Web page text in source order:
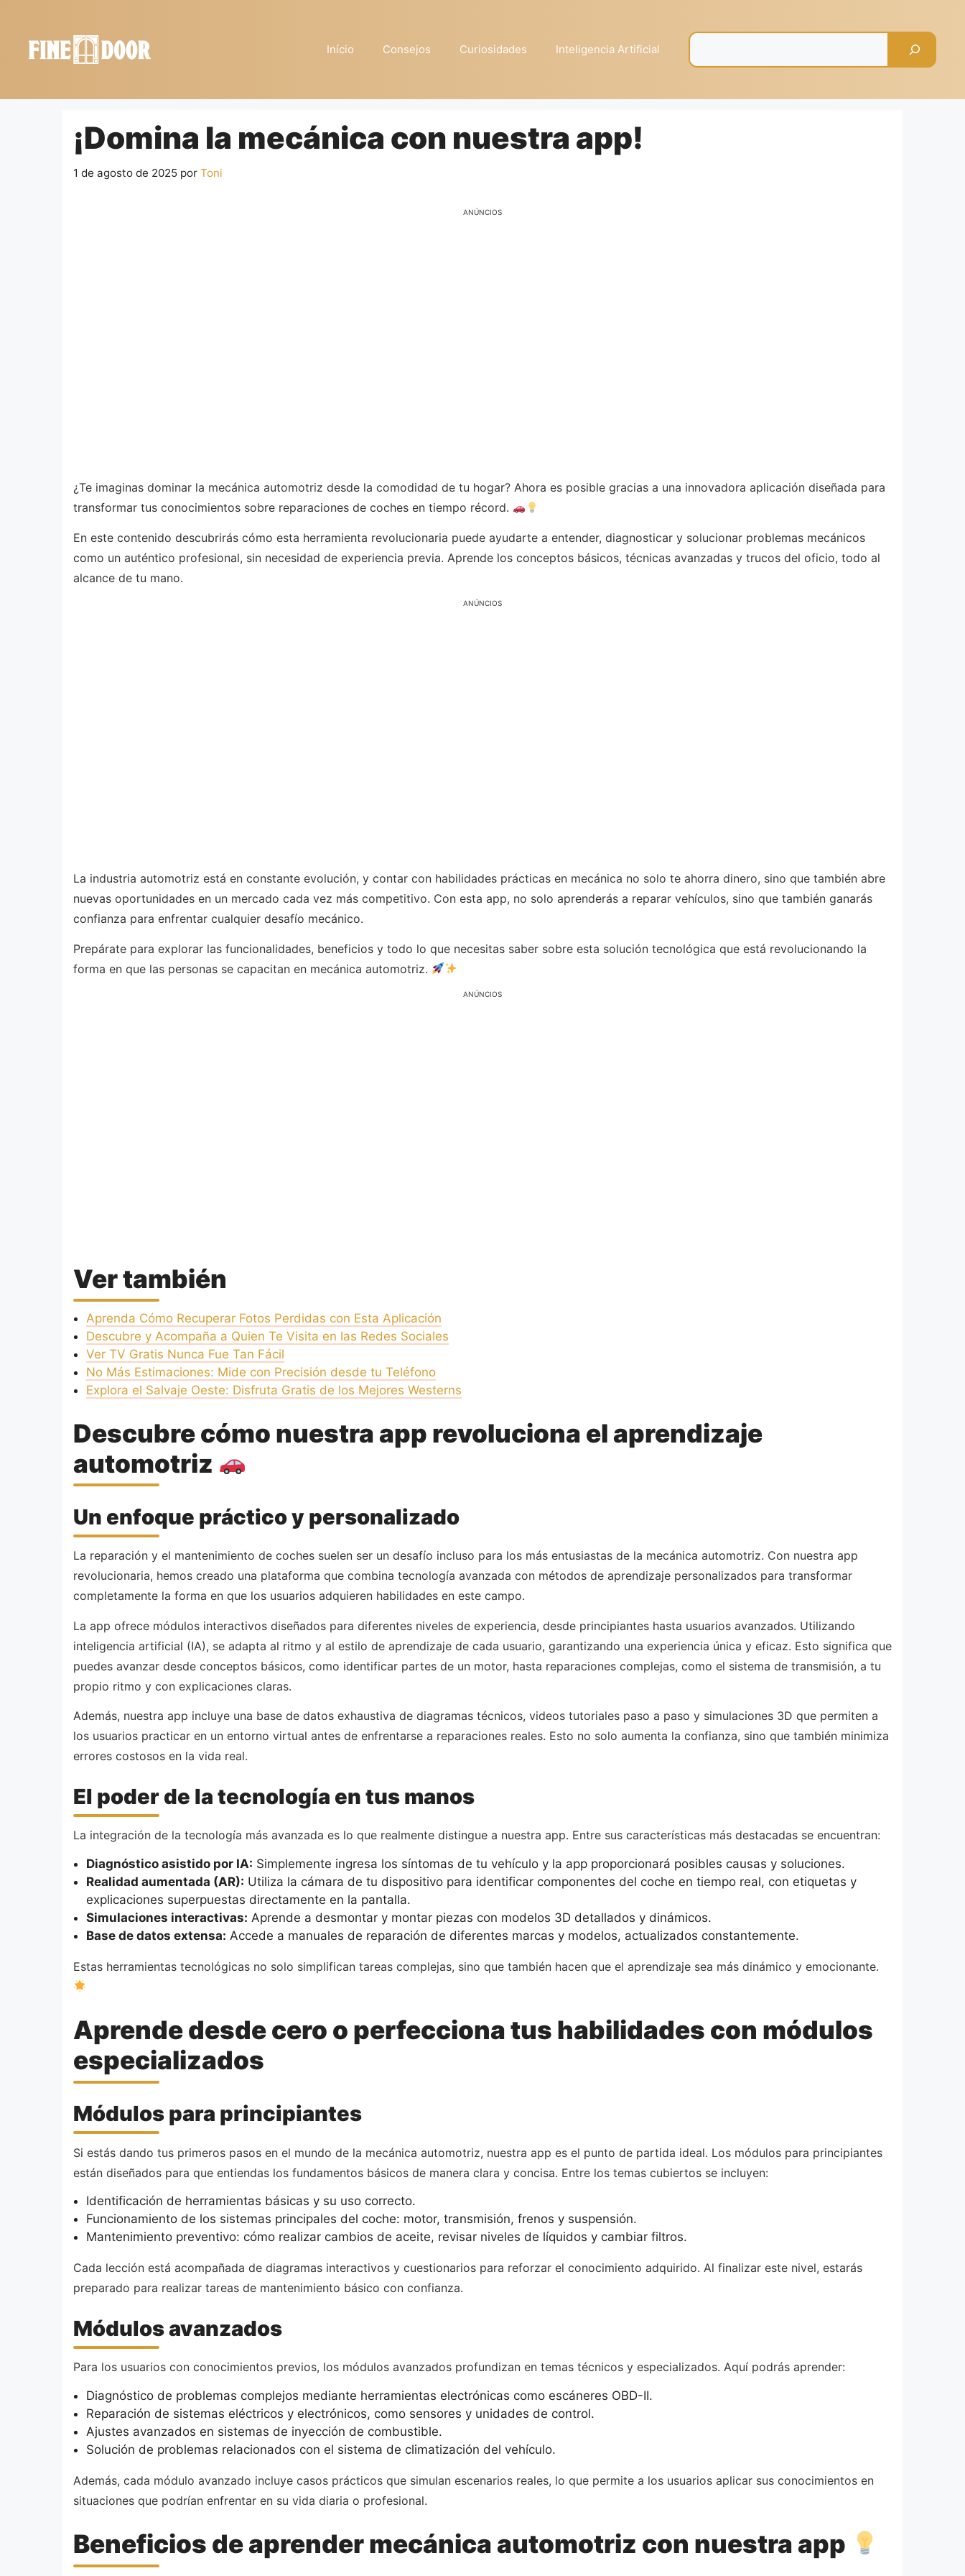
contenido
Início Consejos Curiosidades Inteligencia Artificial
¡Domina la mecánica con nuestra app!
1 de agosto de 2025 por Toni
ANÚNCIOS
¿Te imaginas dominar la mecánica automotriz desde la comodidad de tu hogar? Ahora es posible gracias a una innovadora aplicación diseñada para
transformar tus conocimientos sobre reparaciones de coches en tiempo récord.
En este contenido descubrirás cómo esta herramienta revolucionaria puede ayudarte a entender, diagnosticar y solucionar problemas mecánicos
como un auténtico profesional, sin necesidad de experiencia previa. Aprende los conceptos básicos, técnicas avanzadas y trucos del oficio, todo al
alcance de tu mano.
ANÚNCIOS
La industria automotriz está en constante evolución, y contar con habilidades prácticas en mecánica no solo te ahorra dinero, sino que también abre
nuevas oportunidades en un mercado cada vez más competitivo. Con esta app, no solo aprenderás a reparar vehículos, sino que también ganarás
confianza para enfrentar cualquier desafío mecánico.
Prepárate para explorar las funcionalidades, beneficios y todo lo que necesitas saber sobre esta solución tecnológica que está revolucionando la
forma en que las personas se capacitan en mecánica automotriz.
ANÚNCIOS
Ver también
Aprenda Cómo Recuperar Fotos Perdidas con Esta Aplicación
Descubre y Acompaña a Quien Te Visita en las Redes Sociales
Ver TV Gratis Nunca Fue Tan Fácil
No Más Estimaciones: Mide con Precisión desde tu Teléfono
Explora el Salvaje Oeste: Disfruta Gratis de los Mejores Westerns
Descubre cómo nuestra app revoluciona el aprendizaje
automotriz
Un enfoque práctico y personalizado
La reparación y el mantenimiento de coches suelen ser un desafío incluso para los más entusiastas de la mecánica automotriz. Con nuestra app
revolucionaria, hemos creado una plataforma que combina tecnología avanzada con métodos de aprendizaje personalizados para transformar
completamente la forma en que los usuarios adquieren habilidades en este campo.
La app ofrece módulos interactivos diseñados para diferentes niveles de experiencia, desde principiantes hasta usuarios avanzados. Utilizando
inteligencia artificial (IA), se adapta al ritmo y al estilo de aprendizaje de cada usuario, garantizando una experiencia única y eficaz. Esto significa que
puedes avanzar desde conceptos básicos, como identificar partes de un motor, hasta reparaciones complejas, como el sistema de transmisión, a tu
propio ritmo y con explicaciones claras.
Además, nuestra app incluye una base de datos exhaustiva de diagramas técnicos, videos tutoriales paso a paso y simulaciones 3D que permiten a
los usuarios practicar en un entorno virtual antes de enfrentarse a reparaciones reales. Esto no solo aumenta la confianza, sino que también minimiza
errores costosos en la vida real.
El poder de la tecnología en tus manos
La integración de la tecnología más avanzada es lo que realmente distingue a nuestra app. Entre sus características más destacadas se encuentran:
Diagnóstico asistido por IA: Simplemente ingresa los síntomas de tu vehículo y la app proporcionará posibles causas y soluciones.
Realidad aumentada (AR): Utiliza la cámara de tu dispositivo para identificar componentes del coche en tiempo real, con etiquetas y
explicaciones superpuestas directamente en la pantalla.
Simulaciones interactivas: Aprende a desmontar y montar piezas con modelos 3D detallados y dinámicos.
Base de datos extensa: Accede a manuales de reparación de diferentes marcas y modelos, actualizados constantemente.
Estas herramientas tecnológicas no solo simplifican tareas complejas, sino que también hacen que el aprendizaje sea más dinámico y emocionante.
Aprende desde cero o perfecciona tus habilidades con módulos
especializados
Módulos para principiantes
Si estás dando tus primeros pasos en el mundo de la mecánica automotriz, nuestra app es el punto de partida ideal. Los módulos para principiantes
están diseñados para que entiendas los fundamentos básicos de manera clara y concisa. Entre los temas cubiertos se incluyen:
Identificación de herramientas básicas y su uso correcto.
Funcionamiento de los sistemas principales del coche: motor, transmisión, frenos y suspensión.
Mantenimiento preventivo: cómo realizar cambios de aceite, revisar niveles de líquidos y cambiar filtros.
Cada lección está acompañada de diagramas interactivos y cuestionarios para reforzar el conocimiento adquirido. Al finalizar este nivel, estarás
preparado para realizar tareas de mantenimiento básico con confianza.
Módulos avanzados
Para los usuarios con conocimientos previos, los módulos avanzados profundizan en temas técnicos y especializados. Aquí podrás aprender:
Diagnóstico de problemas complejos mediante herramientas electrónicas como escáneres OBD-II.
Reparación de sistemas eléctricos y electrónicos, como sensores y unidades de control.
Ajustes avanzados en sistemas de inyección de combustible.
Solución de problemas relacionados con el sistema de climatización del vehículo.
Además, cada módulo avanzado incluye casos prácticos que simulan escenarios reales, lo que permite a los usuarios aplicar sus conocimientos en
situaciones que podrían enfrentar en su vida diaria o profesional.
Beneficios de aprender mecánica automotriz con nuestra app